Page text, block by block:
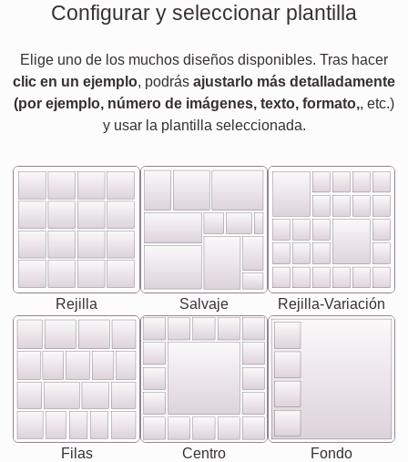
Configurar y seleccionar plantilla
Elige uno de los muchos diseños disponibles. Tras hacer
clic en un ejemplo, podrás ajustarlo más detalladamente
(por ejemplo, número de imágenes, texto, formato,, etc.)
y usar la plantilla seleccionada.
Rejilla Salvaje Rejilla-Variación
Filas Centro Fondo